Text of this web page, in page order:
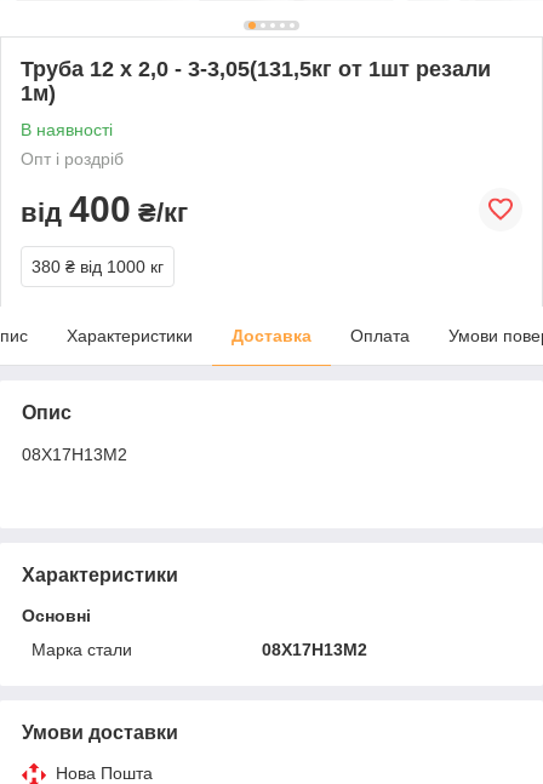
Труба 12 х 2,0 - 3-3,05(131,5кг от 1шт резали
1м)
В наявності
Опт і роздріб
від 400 ₴/кг
380 ₴ від 1000 кг
Характеристики Доставка Оплата Умови
Опис
08Х17Н13М2
Характеристики
Основні
Марка стали
08Х17Н13М2
Умови доставки
Нова Пошта